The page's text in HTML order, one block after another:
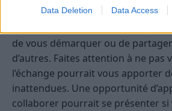
Data Deletion Data Access
favorise la réflexion sur des idées
de vous démarquer ou de
d’autres. Faites attention à ne pas
l’échange pourrait vous apporter
inattendues. Une opportunité
collaborer pourrait se présenter si